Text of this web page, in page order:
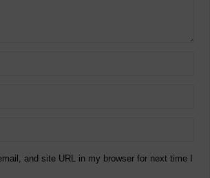
and site URL in my browser for next time I